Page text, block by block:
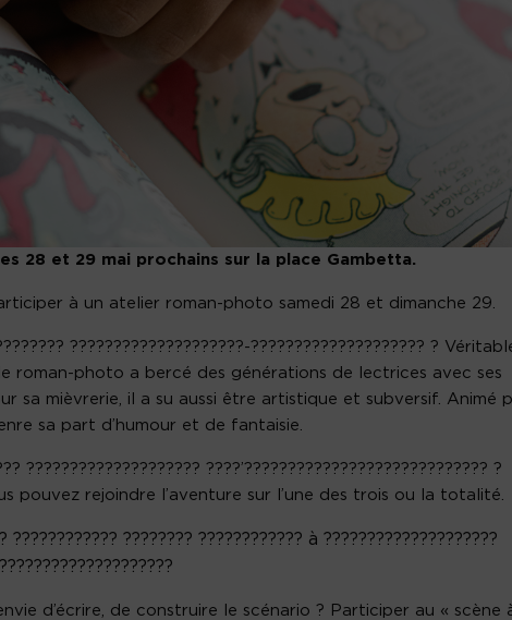
28 et 29 mai prochains sur la place Gambetta.
à un atelier roman-photo samedi 28 et dimanche 29.
????????????????????-???????????????????? ?
roman-photo a bercé des générations de lectrices avec ses
sa mièvrerie, il a su aussi être artistique et subversif. Animé
sa part d’humour et de fantaisie.
???????????????????? ????’???????????????????????????? ?
pouvez rejoindre l’aventure sur l’une des trois ou la totalité.
???????????? ???????? ???????????? à ????????????????????
d’écrire, de construire le scénario ? Participer au « scène